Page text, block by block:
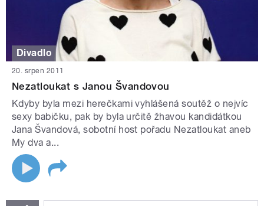
Divadlo
20. srpen 2011
Nezatloukat s Janou Švandovou
Kdyby byla mezi herečkami vyhlášená soutěž o nejvíc
sexy babičku, pak by byla určitě žhavou kandidátkou
Jana Švandová, sobotní host pořadu Nezatloukat aneb
My dva a...